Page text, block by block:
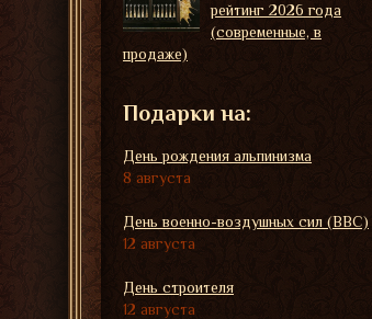
рейтинг 2026 года
(современные, в
продаже)
Подарки на:
День рождения альпинизма
8 августа
День военно-воздушных сил (ВВС)
12 августа
День строителя
12 августа